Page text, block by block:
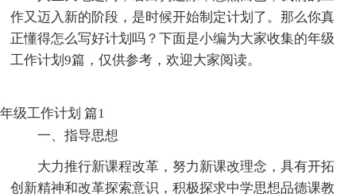
作又迈入新的阶段，是时候开始制定计划了。那么你真
正懂得怎么写好计划吗？下面是小编为大家收集的年级
工作计划9篇，仅供参考，欢迎大家阅读。
年级工作计划 篇1
一、指导思想
大力推行新课程改革，努力新课改理念，具有开拓
创新精神和改革探索意识，积极探求中学思想品德课教